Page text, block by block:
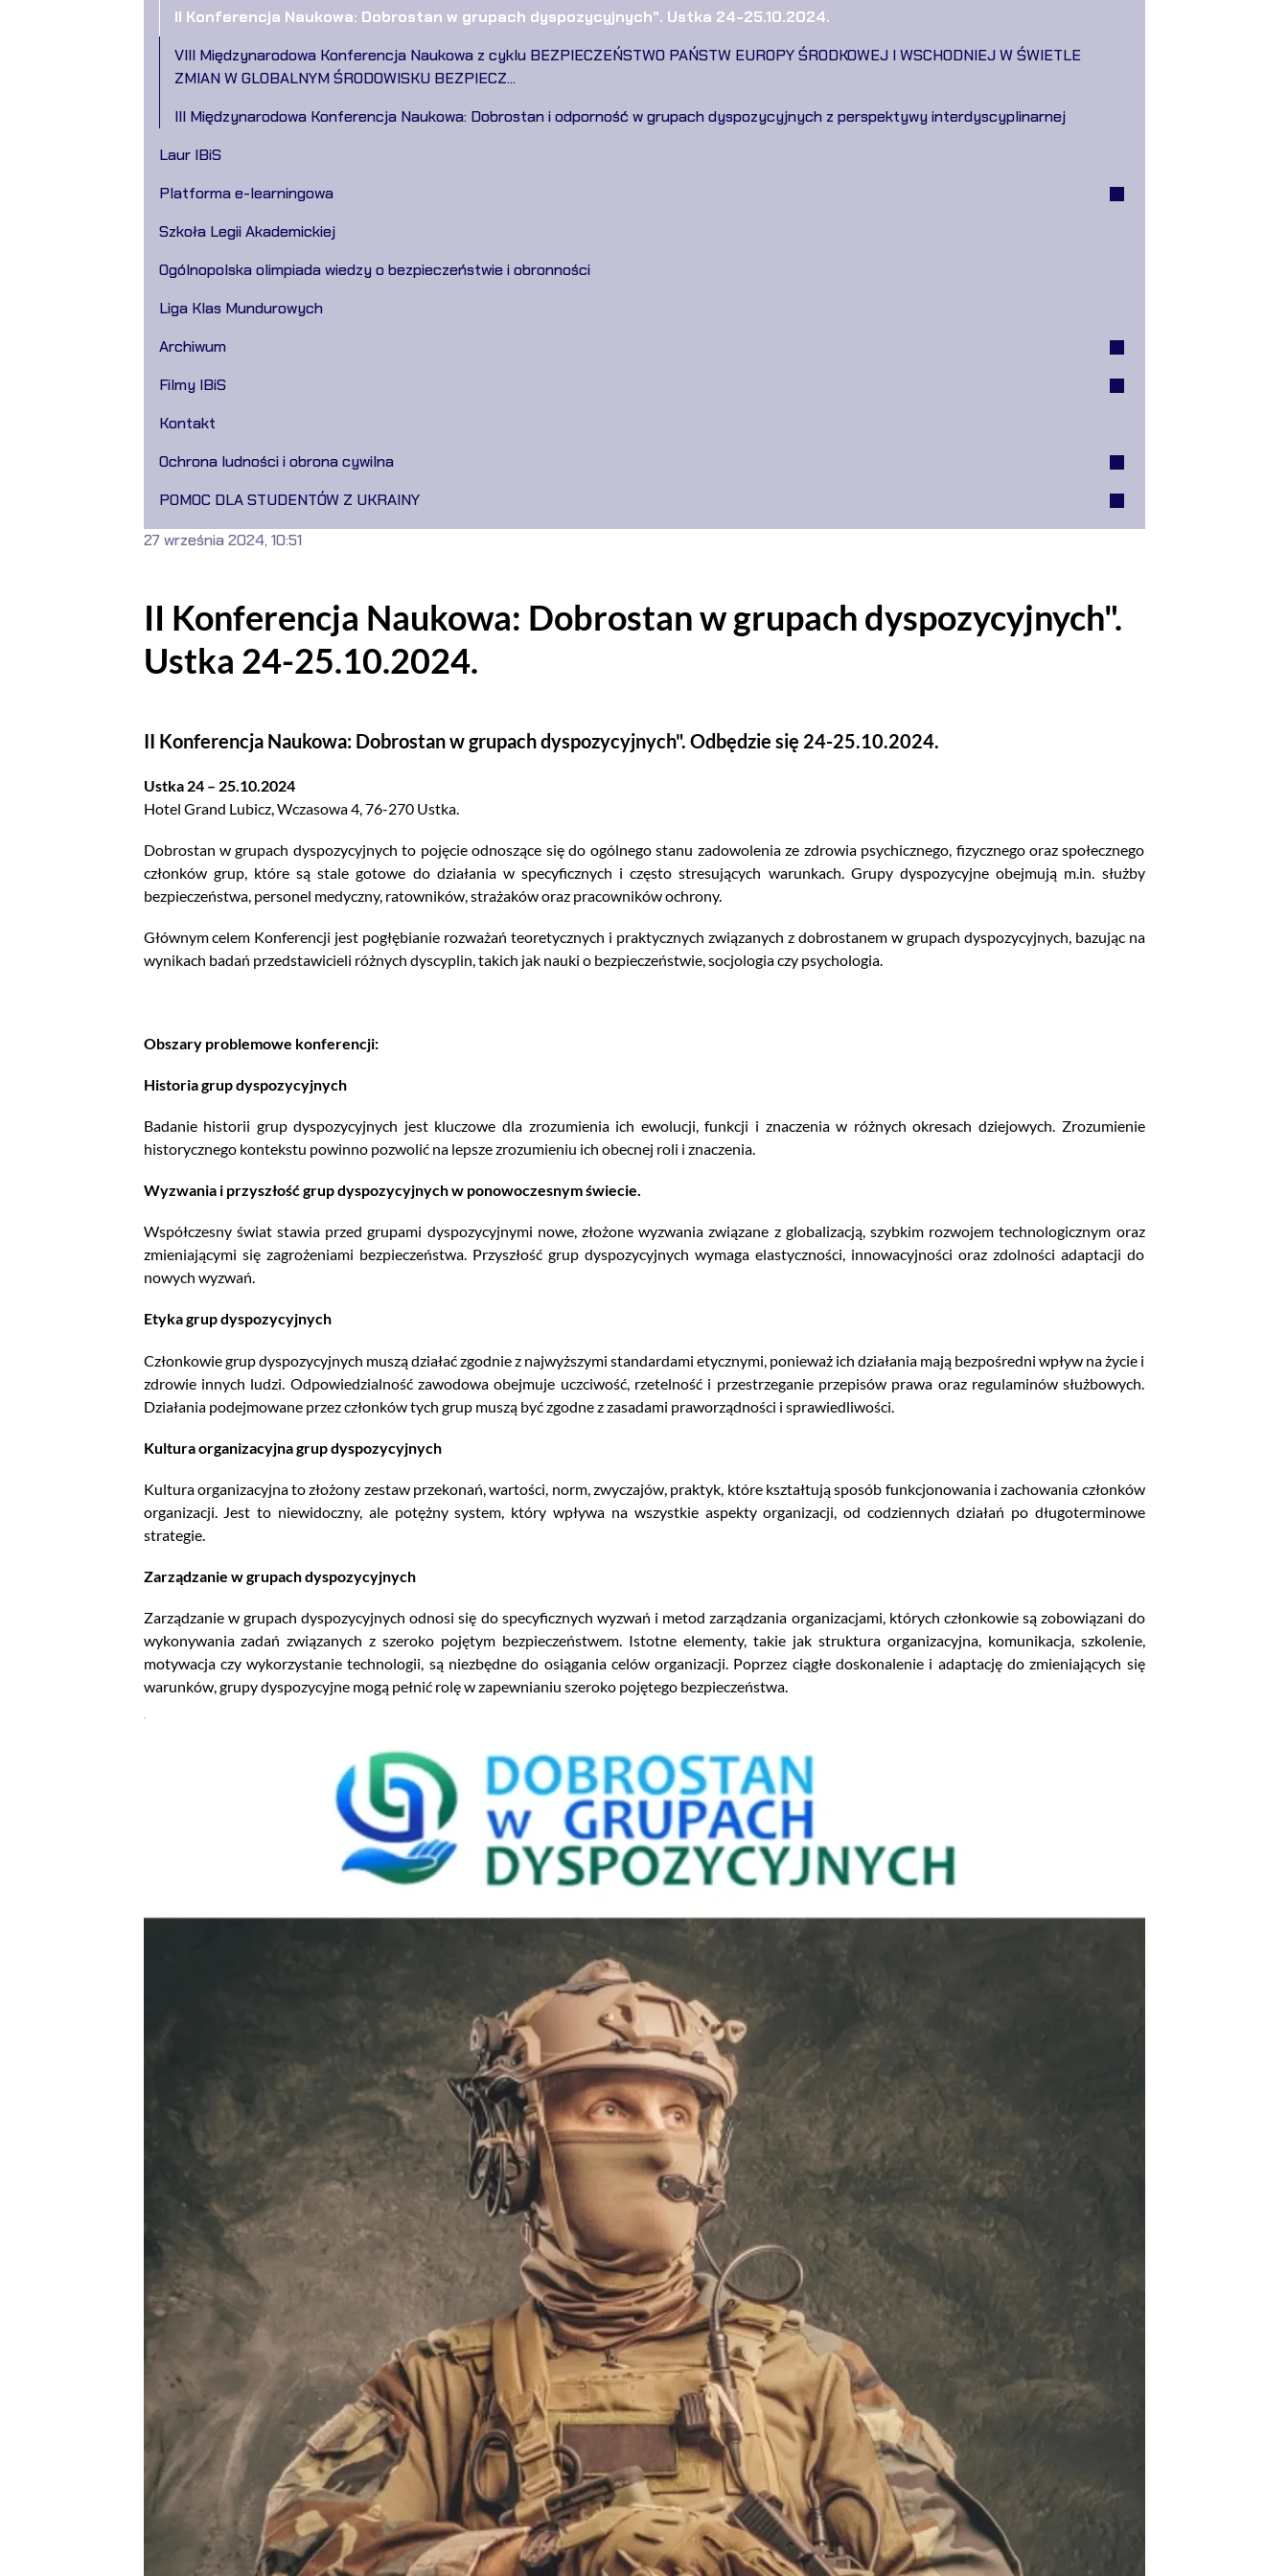
II Konferencja Naukowa: Dobrostan w grupach dyspozycyjnych". Ustka 24-25.10.2024.
VIII Międzynarodowa Konferencja Naukowa z cyklu BEZPIECZEŃSTWO PAŃSTW EUROPY ŚRODKOWEJ I WSCHODNIEJ W ŚWIETLE
ZMIAN W GLOBALNYM ŚRODOWISKU BEZPIECZ...
III Międzynarodowa Konferencja Naukowa: Dobrostan i odporność w grupach dyspozycyjnych z perspektywy interdyscyplinarnej
Laur IBiS
Platforma e-learningowa
Szkoła Legii Akademickiej
Ogólnopolska olimpiada wiedzy o bezpieczeństwie i obronności
Liga Klas Mundurowych
Archiwum
Filmy IBiS
Kontakt
Ochrona ludności i obrona cywilna
POMOC DLA STUDENTÓW Z UKRAINY
II Konferencja Naukowa: Dobrostan w grupach dyspozycyjnych".
Ustka 24-25.10.2024.
II Konferencja Naukowa: Dobrostan w grupach dyspozycyjnych". Odbędzie się 24-25.10.2024.
27 września 2024, 10:51
Ustka 24 – 25.10.2024
Hotel Grand Lubicz, Wczasowa 4, 76-270 Ustka.
Dobrostan w grupach dyspozycyjnych to pojęcie odnoszące się do ogólnego stanu zadowolenia ze zdrowia psychicznego, fizycznego oraz społecznego
członków grup, które są stale gotowe do działania w specyficznych i często stresujących warunkach. Grupy dyspozycyjne obejmują m.in. służby
bezpieczeństwa, personel medyczny, ratowników, strażaków oraz pracowników ochrony.
Głównym celem Konferencji jest pogłębianie rozważań teoretycznych i praktycznych związanych z dobrostanem w grupach dyspozycyjnych, bazując na
wynikach badań przedstawicieli różnych dyscyplin, takich jak nauki o bezpieczeństwie, socjologia czy psychologia.
Obszary problemowe konferencji:
Historia grup dyspozycyjnych
Badanie historii grup dyspozycyjnych jest kluczowe dla zrozumienia ich ewolucji, funkcji i znaczenia w różnych okresach dziejowych. Zrozumienie
historycznego kontekstu powinno pozwolić na lepsze zrozumieniu ich obecnej roli i znaczenia.
Wyzwania i przyszłość grup dyspozycyjnych w ponowoczesnym świecie.
Współczesny świat stawia przed grupami dyspozycyjnymi nowe, złożone wyzwania związane z globalizacją, szybkim rozwojem technologicznym oraz
zmieniającymi się zagrożeniami bezpieczeństwa. Przyszłość grup dyspozycyjnych wymaga elastyczności, innowacyjności oraz zdolności adaptacji do
nowych wyzwań.
Etyka grup dyspozycyjnych
Członkowie grup dyspozycyjnych muszą działać zgodnie z najwyższymi standardami etycznymi, ponieważ ich działania mają bezpośredni wpływ na życie i
zdrowie innych ludzi. Odpowiedzialność zawodowa obejmuje uczciwość, rzetelność i przestrzeganie przepisów prawa oraz regulaminów służbowych.
Działania podejmowane przez członków tych grup muszą być zgodne z zasadami praworządności i sprawiedliwości.
Kultura organizacyjna grup dyspozycyjnych
Kultura organizacyjna to złożony zestaw przekonań, wartości, norm, zwyczajów, praktyk, które kształtują sposób funkcjonowania i zachowania członków
organizacji. Jest to niewidoczny, ale potężny system, który wpływa na wszystkie aspekty organizacji, od codziennych działań po długoterminowe
strategie.
Zarządzanie w grupach dyspozycyjnych
Zarządzanie w grupach dyspozycyjnych odnosi się do specyficznych wyzwań i metod zarządzania organizacjami, których członkowie są zobowiązani do
wykonywania zadań związanych z szeroko pojętym bezpieczeństwem. Istotne elementy, takie jak struktura organizacyjna, komunikacja, szkolenie,
motywacja czy wykorzystanie technologii, są niezbędne do osiągania celów organizacji. Poprzez ciągłe doskonalenie i adaptację do zmieniających się
warunków, grupy dyspozycyjne mogą pełnić rolę w zapewnianiu szeroko pojętego bezpieczeństwa.